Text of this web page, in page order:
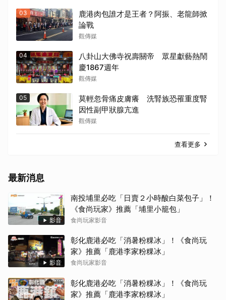
03
鹿港肉包誰才是王者？阿振、老龍師掀
論戰
觀傳媒
04
八卦山大佛寺祝壽關帝 眾星獻藝熱鬧
慶1867週年
觀傳媒
05
莫輕忽骨痛皮膚癢 洗腎族恐罹重度腎
因性副甲狀腺亢進
觀傳媒
查看更多
最新消息
影音
南投埔里必吃「日賣２小時酸白菜包子」！
《食尚玩家》推薦「埔里小籠包」
食尚玩家影音
影音
彰化鹿港必吃「消暑粉粿冰」！《食尚玩
家》推薦「鹿港李家粉粿冰」
食尚玩家影音
彰化鹿港必吃「消暑粉粿冰」！《食尚玩
家》推薦「鹿港李家粉粿冰」